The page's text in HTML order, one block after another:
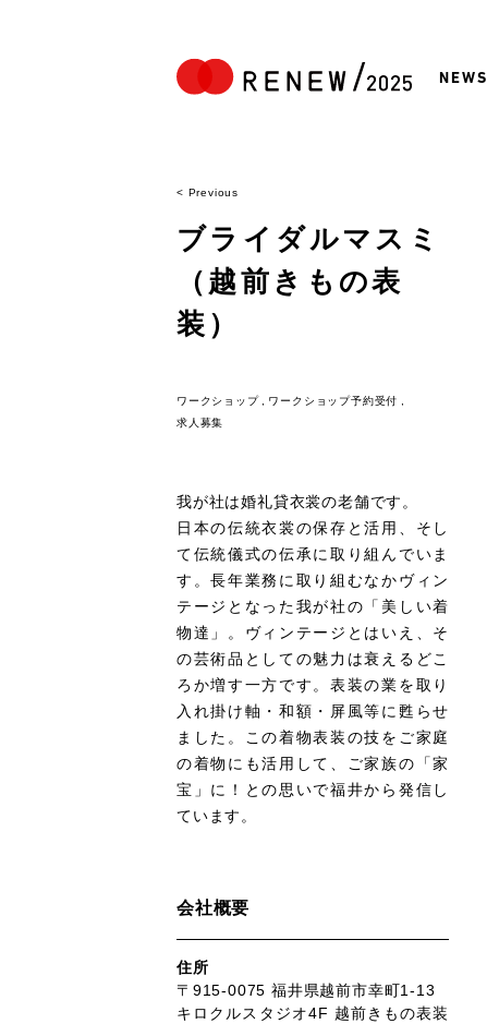
NEWS
< Previous
ブライダルマスミ
（越前きもの表
装）
ワークショップ
ワークショップ予約受付
求人募集
我が社は婚礼貸衣裳の老舗です。
日本の伝統衣裳の保存と活用、そし
て伝統儀式の伝承に取り組んでいま
す。長年業務に取り組むなかヴィン
テージとなった我が社の「美しい着
物達」。ヴィンテージとはいえ、そ
の芸術品としての魅力は衰えるどこ
ろか増す一方です。表装の業を取り
入れ掛け軸・和額・屏風等に甦らせ
ました。この着物表装の技をご家庭
の着物にも活用して、ご家族の「家
宝」に！との思いで福井から発信し
ています。
会社概要
住所
〒915-0075 福井県越前市幸町1-13
キロクルスタジオ4F 越前きもの表装